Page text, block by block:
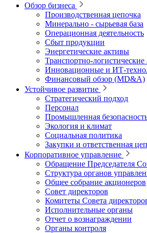
Обзор бизнеса
Производственная цепочка
Минерально ‑ сырьевая база
Операционная деятельность
Сбыт продукции
Энергетические активы
Транспортно-
Инновационные и
Финансовый обзор (MD&A)
Устойчивое развитие
Стратегический подход
Персонал
Промышленная
Экология и климат
Социальная политика
Закупки и ответственная
Корпоративное управление
Обращение Председателя
Структура органов
Общее собрание акционеров
Совет директоров
Комитеты Совета
Исполнительные органы
Отчет о вознаграждении
Органы контроля